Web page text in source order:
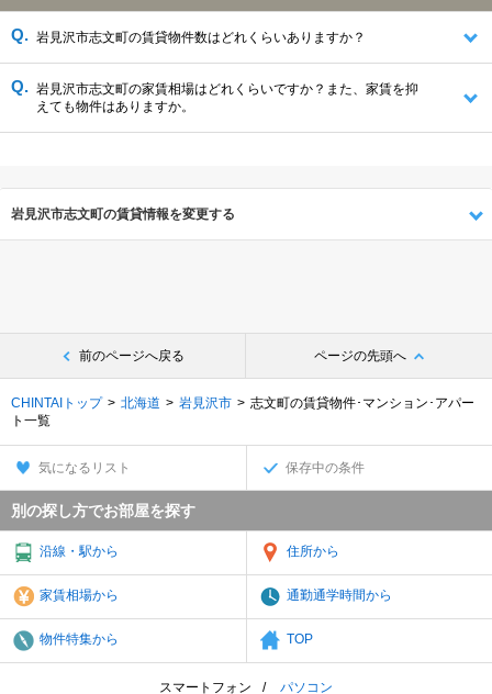
岩見沢市志文町の賃貸物件数はどれくらいありますか？
岩見沢市志文町の家賃相場はどれくらいですか？また、家賃を抑
えても物件はありますか。
岩見沢市志文町の賃貸情報を変更する
前のページへ戻る ページの先頭へ
CHINTAIトップ 北海道 岩見沢市
志文町の賃貸物件･マンション･アパー
ト一覧
気になるリスト 保存中の条件
別の探し方でお部屋を探す
沿線・駅から 住所から
家賃相場から 通勤通学時間から
物件特集から TOP
スマートフォン パソコン